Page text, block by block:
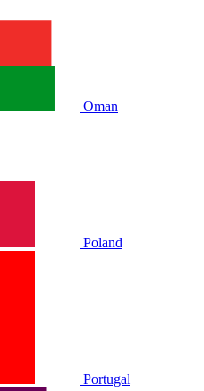
Oman
Poland
Portugal